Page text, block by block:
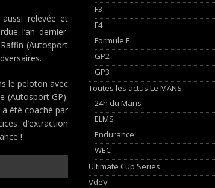
relevée et
l’an dernier.
(Autosport
le peloton avec
(Autosport GP).
été coaché par
d’extraction
!
F3
F4
Formule E
GP2
GP3
Toutes les actus Le MANS
24h du Mans
ELMS
Endurance
WEC
Ultimate Cup Series
VdeV